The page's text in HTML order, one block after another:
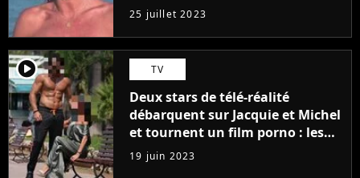
j'arriverais à le faire..."
25 juillet 2023
player2 TV
Deux stars de télé-réalité
débarquent sur Jacquie et Michel
et tournent un film porno : les
premières images du tournage
(exclu)
19 juin 2023